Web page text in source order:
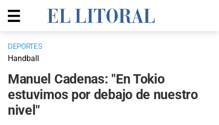
DEPORTES
Handball
Manuel Cadenas: "En Tokio
estuvimos por debajo de nuestro
nivel"